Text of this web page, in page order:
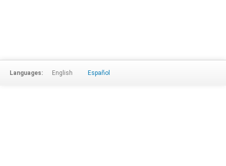
Languages: English Español